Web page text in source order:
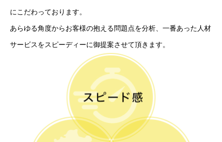
にこだわっております。
あらゆる角度からお客様の抱える問題点を分析、一番あった人材
サービスをスピーディーに御提案させて頂きます。